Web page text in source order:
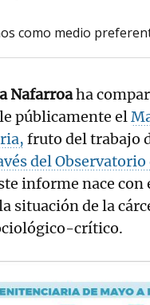
como medio
Nafarroaha
públicamente el
fruto del trabajo
del
informe nace
situación de la
crítico.